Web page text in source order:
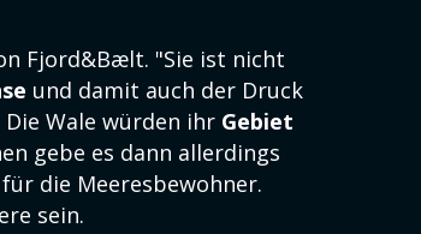
Fjord&Bælt. "Sie ist nicht
und damit auch der Druck
Wale würden ihr Gebiet
gebe es dann allerdings
die Meeresbewohner.
sein.